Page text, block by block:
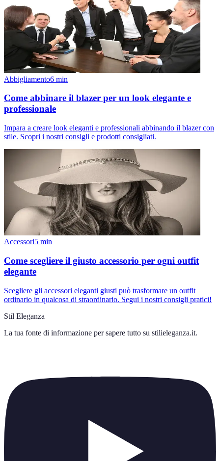
Abbigliamento6 min
Come abbinare il blazer per un look elegante e
professionale
Impara a creare look eleganti e professionali abbinando il blazer con
stile. Scopri i nostri consigli e prodotti consigliati.
Accessori5 min
Come scegliere il giusto accessorio per ogni outfit
elegante
Scegliere gli accessori eleganti giusti può trasformare un outfit
ordinario in qualcosa di straordinario. Segui i nostri consigli pratici!
Stil Eleganza
La tua fonte di informazione per sapere tutto su stilieleganza.it.